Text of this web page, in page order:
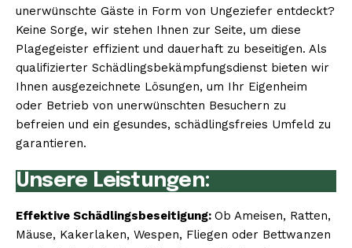
unerwünschte Gäste in Form von Ungeziefer entdeckt?
Keine Sorge, wir stehen Ihnen zur Seite, um diese
Plagegeister effizient und dauerhaft zu beseitigen. Als
qualifizierter Schädlingsbekämpfungsdienst bieten wir
Ihnen ausgezeichnete Lösungen, um Ihr Eigenheim
oder Betrieb von unerwünschten Besuchern zu
befreien und ein gesundes, schädlingsfreies Umfeld zu
garantieren.
Unsere Leistungen:
Effektive Schädlingsbeseitigung: Ob Ameisen, Ratten,
Mäuse, Kakerlaken, Wespen, Fliegen oder Bettwanzen